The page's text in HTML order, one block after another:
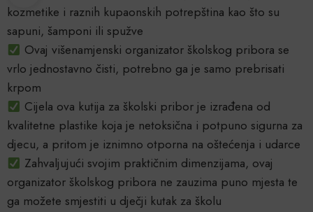
kozmetike i raznih kupaonskih potrepština kao što su
sapuni, šamponi ili spužve
Ovaj višenamjenski organizator školskog pribora se
vrlo jednostavno čisti, potrebno ga je samo prebrisati
krpom
Cijela ova kutija za školski pribor je izrađena od
kvalitetne plastike koja je netoksična i potpuno sigurna za
djecu, a pritom je iznimno otporna na oštećenja i udarce
Zahvaljujući svojim praktičnim dimenzijama, ovaj
organizator školskog pribora ne zauzima puno mjesta te
ga možete smjestiti u dječji kutak za školu